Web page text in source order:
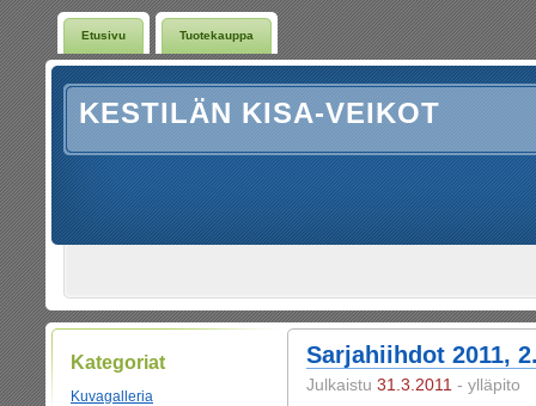
Etusivu Tuotekauppa
KESTILÄN KISA-VEIKOT
Kategoriat
Kuvagalleria
Sarjahiihdot 2011,
Julkaistu 31.3.2011 - ylläpito